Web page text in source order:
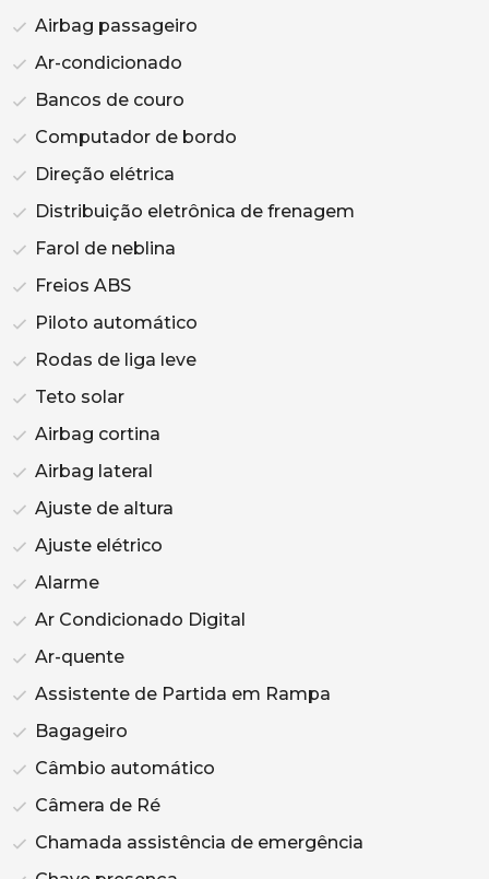
Airbag passageiro
Ar-condicionado
Bancos de couro
Computador de bordo
Direção elétrica
Distribuição eletrônica de frenagem
Farol de neblina
Freios ABS
Piloto automático
Rodas de liga leve
Teto solar
Airbag cortina
Airbag lateral
Ajuste de altura
Ajuste elétrico
Alarme
Ar Condicionado Digital
Ar-quente
Assistente de Partida em Rampa
Bagageiro
Câmbio automático
Câmera de Ré
Chamada assistência de emergência